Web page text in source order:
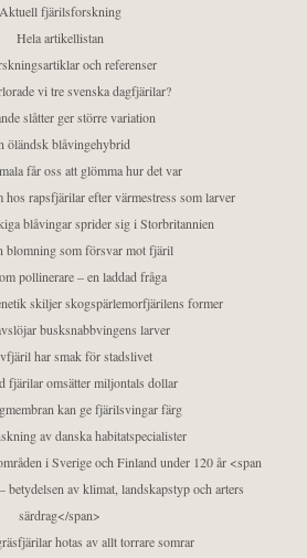
Aktuell fjärilsforskning
Hela artikellistan
och referenser
vi tre svenska dagfjärilar?
slåtter ger större variation
öländsk blåvingehybrid
får oss att glömma hur det var
rapsfjärilar efter värmestress som larver
blåvingar sprider sig i Storbritannien
blomning som försvar mot fjäril
pollinerare – en laddad fråga
skiljer skogspärlemorfjärilens former
busksnabbvingens larver
har smak för stadslivet
fjärilar omsätter miljontals dollar
kan ge fjärilsvingar färg
av danska habitatspecialister
i Sverige och Finland under 120 år <span
av klimat, landskapstyp och arters
särdrag</span>
hotas av allt torrare somrar